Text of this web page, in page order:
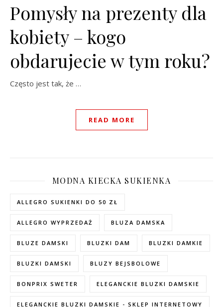
Pomysły na prezenty dla
kobiety – kogo
obdarujecie w tym roku?
Często jest tak, że …
READ MORE
MODNA KIECKA SUKIENKA
ALLEGRO SUKIENKI DO 50 ZŁ
ALLEGRO WYPRZEDAŻ BLUZA DAMSKA
BLUZE DAMSKI BLUZKI DAM BLUZKI DAMKIE
BLUZKI DAMSKI BLUZY BEJSBOLOWE
BONPRIX SWETER ELEGANCKIE BLUZKI DAMSKIE
ELEGANCKIE BLUZKI DAMSKIE - SKLEP INTERNETOWY